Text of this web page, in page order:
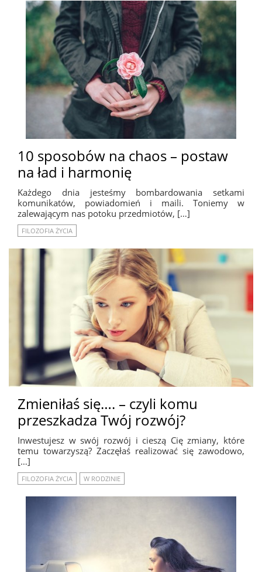
10 sposobów na chaos – postaw
na ład i harmonię
Każdego dnia jesteśmy bombardowania setkami
komunikatów, powiadomień i maili. Toniemy w
zalewającym nas potoku przedmiotów, […]
FILOZOFIA ŻYCIA
Zmieniłaś się…. – czyli komu
przeszkadza Twój rozwój?
Inwestujesz w swój rozwój i cieszą Cię zmiany, które
temu towarzyszą? Zaczęłaś realizować się zawodowo,
[…]
FILOZOFIA ŻYCIA W RODZINIE